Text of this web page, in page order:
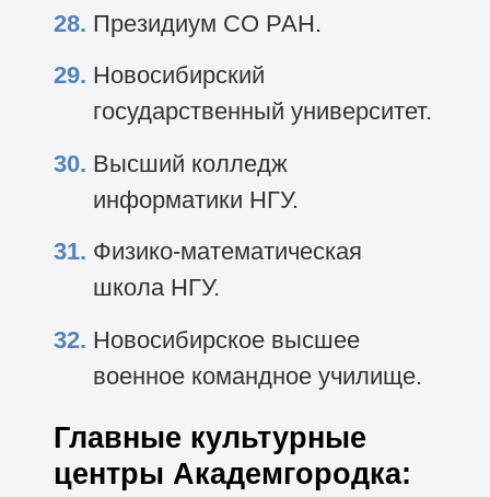
Президиум СО РАН.
Новосибирский
государственный университет.
Высший колледж
информатики НГУ.
Физико-математическая
школа НГУ.
Новосибирское высшее
военное командное училище.
Главные культурные
центры Академгородка: